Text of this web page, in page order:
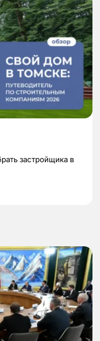
застройщика в